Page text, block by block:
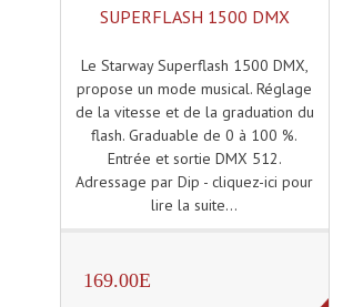
SUPERFLASH 1500 DMX
Le Starway Superflash 1500 DMX,
propose un mode musical. Réglage
de la vitesse et de la graduation du
flash. Graduable de 0 à 100 %.
Entrée et sortie DMX 512.
Adressage par Dip - cliquez-ici pour
lire la suite...
169.00E